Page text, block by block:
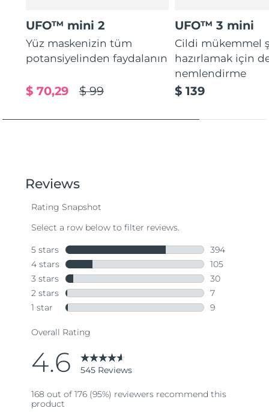
UFO™ mini 2
Yüz maskenizin tüm
potansiyelinden faydalanın
$ 99
$ 70,29
UFO™ 3 mini
Cildi mükemmel
hazırlamak için
nemlendirme
$ 139